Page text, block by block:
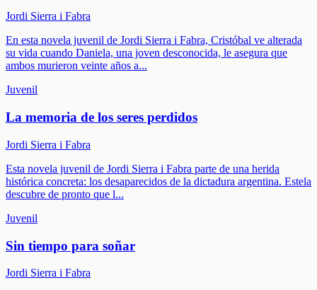
Jordi Sierra i Fabra
En esta novela juvenil de Jordi Sierra i Fabra, Cristóbal ve alterada
su vida cuando Daniela, una joven desconocida, le asegura que
ambos murieron veinte años a...
Juvenil
La memoria de los seres perdidos
Jordi Sierra i Fabra
Esta novela juvenil de Jordi Sierra i Fabra parte de una herida
histórica concreta: los desaparecidos de la dictadura argentina. Estela
descubre de pronto que l...
Juvenil
Sin tiempo para soñar
Jordi Sierra i Fabra